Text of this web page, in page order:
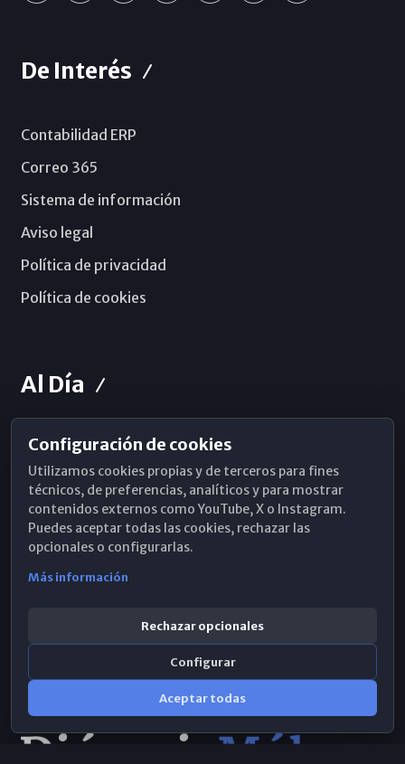
De Interés
Contabilidad ERP
Correo 365
Sistema de información
Aviso legal
Política de privacidad
Política de cookies
Al Día
Horarios de Misa
Hemeroteca
WhatsApp
Configuración de cookies
Utilizamos cookies propias y de terceros para fines
técnicos, de preferencias, analíticos y para mostrar
contenidos externos como YouTube, X o Instagram.
Puedes aceptar todas las cookies, rechazar las
opcionales o configurarlas.
Más información
Rechazar opcionales
Configurar
Aceptar todas